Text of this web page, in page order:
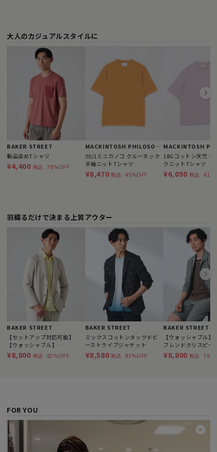
大人のカジュアルスタイルに
BAKER STREET
製品染めTシャツ
¥4,400 税込 78%OFF
MACKINTOSH PHILOSOPHY
30/1ミニカノコ クルーネック
半袖ニットTシャツ
¥8,470 税込 45%OFF
18Gコットン天竺 ク
クニットTシャツ
¥6,050 税込
羽織るだけで決まる上質アウター
BAKER STREET
【セットアップ対応可能】
【ウォッシャブル】
BEYONTECH ポリエステルド
ライサッカージャケット
¥8,800 税込 82%OFF
BAKER STREET
ミックスコットンタックドビ
ーストライプジャケット
¥8,580 税込 83%OFF
BAKER STREET
【ウォッシャブル】
ブレンドクリスピー
カバーオール
¥8,800 税込
FOR YOU